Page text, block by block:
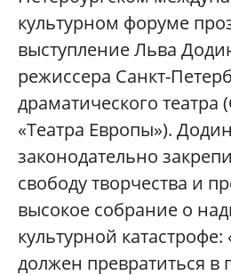
культурном форуме
выступление Льва
режиссера Санкт-
драматического
«Театра Европы»).
законодательно
свободу творчества и
высокое собрание о
культурной
должен превратиться в